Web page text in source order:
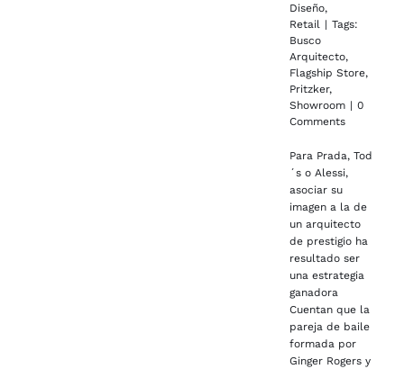
Diseño,
Retail | Tags:
Busco
Arquitecto,
Flagship Store,
Pritzker,
Showroom | 0
Comments
Para Prada, Tod
´s o Alessi,
asociar su
imagen a la de
un arquitecto
de prestigio ha
resultado ser
una estrategia
ganadora
Cuentan que la
pareja de baile
formada por
Ginger Rogers y